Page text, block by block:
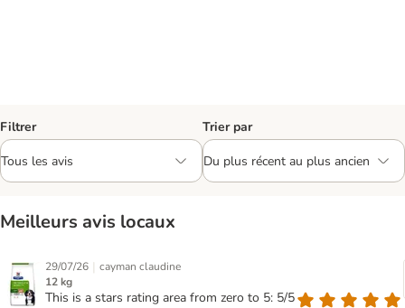
Filtrer Trier par
Meilleurs avis locaux
29/07/26 | cayman claudine
12 kg
This is a stars rating area from zero to 5: 5/5